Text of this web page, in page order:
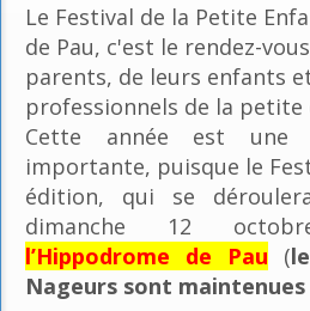
Le Festival de la Petite
de Pau, c'est le rendez-
parents, de leurs enfants
professionnels de la petite
Cette année est une
importante, puisque le
édition, qui se
dimanche 12
l’Hippodrome de Pau (
Nageurs sont maintenues